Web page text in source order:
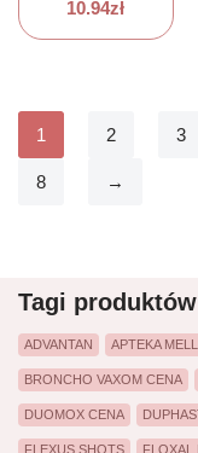
10.94zł
1 2 3
8 →
Tagi produktów
ADVANTAN APTEKA
BRONCHO VAXOM CENA
DUOMOX CENA
FLEXUS SHOTS FLOXAL